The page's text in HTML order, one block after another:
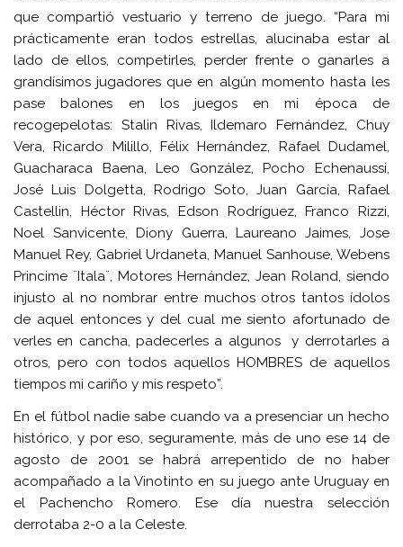
que compartió vestuario y terreno de juego. “Para mi
prácticamente eran todos estrellas, alucinaba estar al
lado de ellos, competirles, perder frente o ganarles a
grandísimos jugadores que en algún momento hasta les
pase balones en los juegos en mi época de
recogepelotas: Stalin Rivas, Ildemaro Fernández, Chuy
Vera, Ricardo Milillo, Félix Hernández, Rafael Dudamel,
Guacharaca Baena, Leo González, Pocho Echenaussi,
José Luis Dolgetta, Rodrigo Soto, Juan García, Rafael
Castellin, Héctor Rivas, Edson Rodríguez, Franco Rizzi,
Noel Sanvicente, Diony Guerra, Laureano Jaimes, Jose
Manuel Rey, Gabriel Urdaneta, Manuel Sanhouse, Webens
Princime ¨Itala¨, Motores Hernández, Jean Roland, siendo
injusto al no nombrar entre muchos otros tantos ídolos
de aquel entonces y del cual me siento afortunado de
verles en cancha, padecerles a algunos y derrotarles a
otros, pero con todos aquellos HOMBRES de aquellos
tiempos mi cariño y mis respeto”.
En el fútbol nadie sabe cuando va a presenciar un hecho
histórico, y por eso, seguramente, más de uno ese 14 de
agosto de 2001 se habrá arrepentido de no haber
acompañado a la Vinotinto en su juego ante Uruguay en
el Pachencho Romero. Ese día nuestra selección
derrotaba 2-0 a la Celeste.